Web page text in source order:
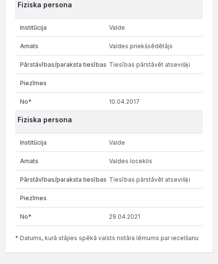
Fiziska persona
Valde
Valdes priekšsēdētājs
Tiesības pārstāvēt atsevišķi
10.04.2017
Fiziska persona
Valde
Valdes loceklis
Tiesības pārstāvēt atsevišķi
29.04.2021
* Datums, kurā stājies spēkā valsts notāra lēmums par iecelšanu